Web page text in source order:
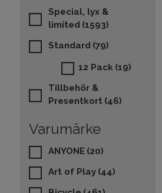
Special, lyx &
limited (1593)
Standard (79)
12 Pack (19)
Tillbehör &
Presentkort (46)
Varumärke
ANYONE (20)
Art of Play (44)